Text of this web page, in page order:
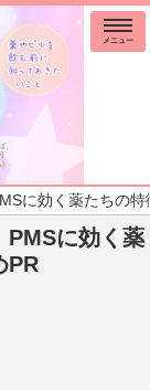
メニュー
に効く薬たちの
PMSに効く薬
PR